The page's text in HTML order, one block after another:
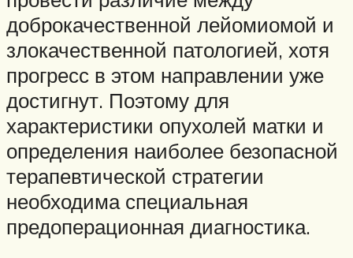
доброкачественной лейомиомой и
злокачественной патологией, хотя
прогресс в этом направлении уже
достигнут. Поэтому для
характеристики опухолей матки и
определения наиболее безопасной
терапевтической стратегии
необходима специальная
предоперационная диагностика.